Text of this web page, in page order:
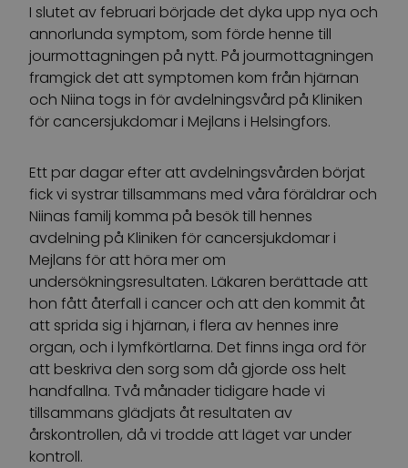
I slutet av februari började det dyka upp nya och
annorlunda symptom, som förde henne till
jourmottagningen på nytt. På jourmottagningen
framgick det att symptomen kom från hjärnan
och Niina togs in för avdelningsvård på Kliniken
för cancersjukdomar i Mejlans i Helsingfors.
Ett par dagar efter att avdelningsvården börjat
fick vi systrar tillsammans med våra föräldrar och
Niinas familj komma på besök till hennes
avdelning på Kliniken för cancersjukdomar i
Mejlans för att höra mer om
undersökningsresultaten. Läkaren berättade att
hon fått återfall i cancer och att den kommit åt
att sprida sig i hjärnan, i flera av hennes inre
organ, och i lymfkörtlarna. Det finns inga ord för
att beskriva den sorg som då gjorde oss helt
handfallna. Två månader tidigare hade vi
tillsammans glädjats åt resultaten av
årskontrollen, då vi trodde att läget var under
kontroll.